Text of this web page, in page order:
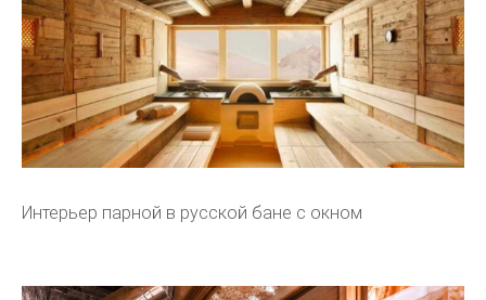
Интерьер парной в русской бане с окном